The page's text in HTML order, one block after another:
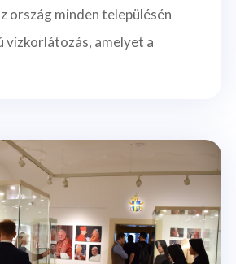
ország minden településén
vízkorlátozás, amelyet a